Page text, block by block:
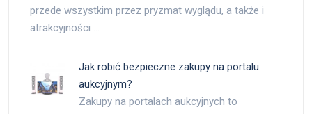
przede wszystkim przez pryzmat wyglądu, a także i
atrakcyjności …
Jak robić bezpieczne zakupy na portalu
aukcyjnym?
Zakupy na portalach aukcyjnych to